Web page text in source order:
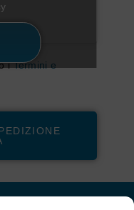
iTermini e